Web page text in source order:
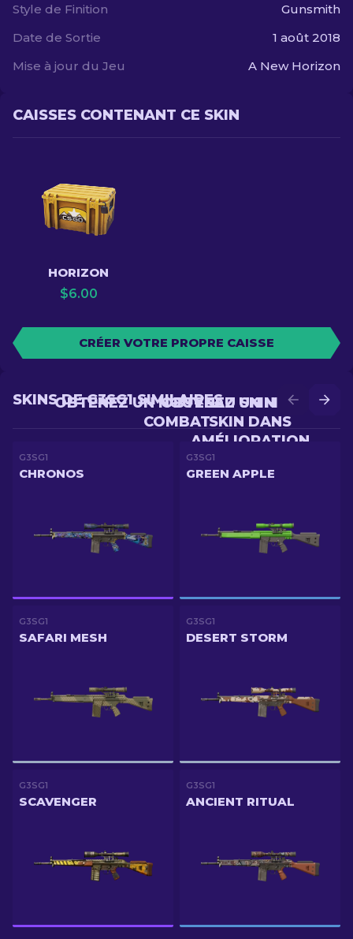
Style de Finition
Gunsmith
Date de Sortie
1 août 2018
Mise à jour du Jeu
A New Horizon
CAISSES CONTENANT CE SKIN
HORIZON
$6.00
CRÉER VOTRE PROPRE CAISSE
OBTENEZ UN MEILLEUR
SKIN DANS
AMÉLIORATION
OBTENEZ UN NOUVEAU SKIN EN
COMBAT
SKINS DE G3SG1 SIMILAIRES
G3SG1
CHRONOS
G3SG1
GREEN APPLE
G3SG1
SAFARI MESH
G3SG1
DESERT STORM
G3SG1
SCAVENGER
G3SG1
ANCIENT RITUAL